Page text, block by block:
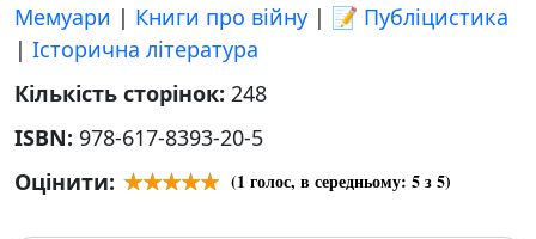
Мемуари | Книги про війну | 📝 Публіцистика
| Історична література
Кількість сторінок: 248
ISBN: 978-617-8393-20-5
Оцінити:
(1 голос, в середньому: 5з 5)